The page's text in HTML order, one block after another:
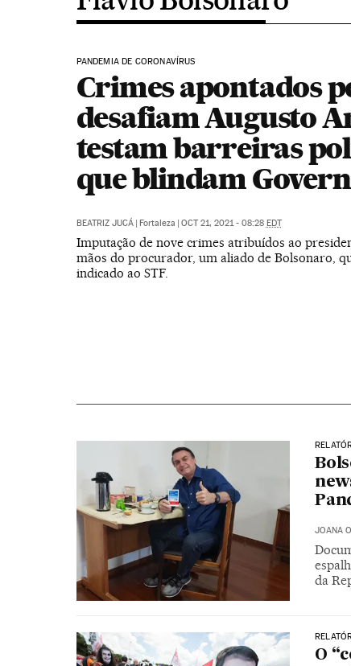
PANDEMIA DE CORONAVÍRUS
Crimes apontados
desafiam Augusto
testam barreiras
que blindam
BEATRIZ JUCÁ | Fortaleza | OCT 21, 2021 - 08:28 EDT
Imputação de nove crimes atribuídos ao
mãos do procurador, um aliado de Bolsonaro,
indicado ao STF.
JOANA
da
O